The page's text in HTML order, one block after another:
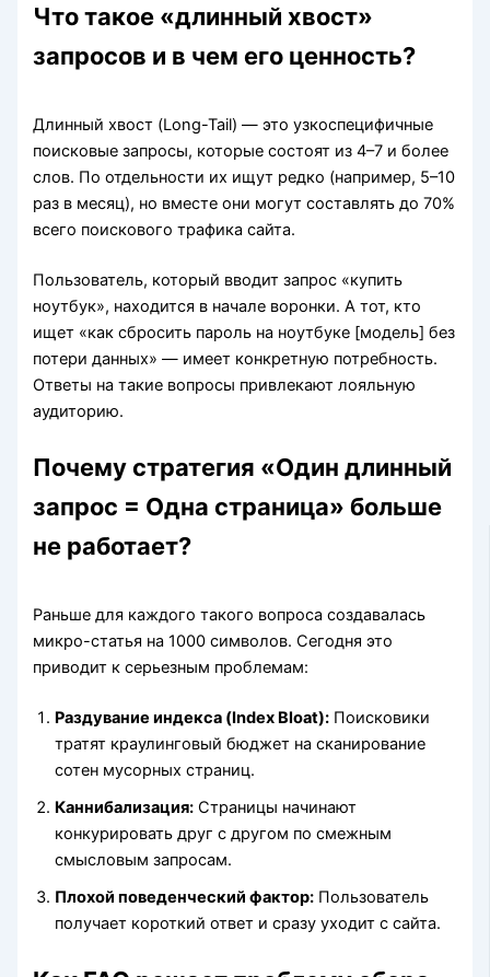
Что такое «длинный хвост»
запросов и в чем его ценность?
Длинный хвост (Long-Tail) — это узкоспецифичные
поисковые запросы, которые состоят из 4–7 и более
слов. По отдельности их ищут редко (например, 5–10
раз в месяц), но вместе они могут составлять до 70%
всего поискового трафика сайта.
Пользователь, который вводит запрос «купить
ноутбук», находится в начале воронки. А тот, кто
ищет «как сбросить пароль на ноутбуке [модель] без
потери данных» — имеет конкретную потребность.
Ответы на такие вопросы привлекают лояльную
аудиторию.
Почему стратегия «Один длинный
запрос = Одна страница» больше
не работает?
Раньше для каждого такого вопроса создавалась
микро-статья на 1000 символов. Сегодня это
приводит к серьезным проблемам:
Раздувание индекса (Index Bloat): Поисковики
тратят краулинговый бюджет на сканирование
сотен мусорных страниц.
Каннибализация: Страницы начинают
конкурировать друг с другом по смежным
смысловым запросам.
Плохой поведенческий фактор: Пользователь
получает короткий ответ и сразу уходит с сайта.